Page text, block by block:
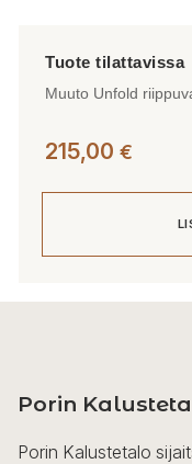
Muuto Unfold
215,00 €
Porin
Porin Kalustetalo